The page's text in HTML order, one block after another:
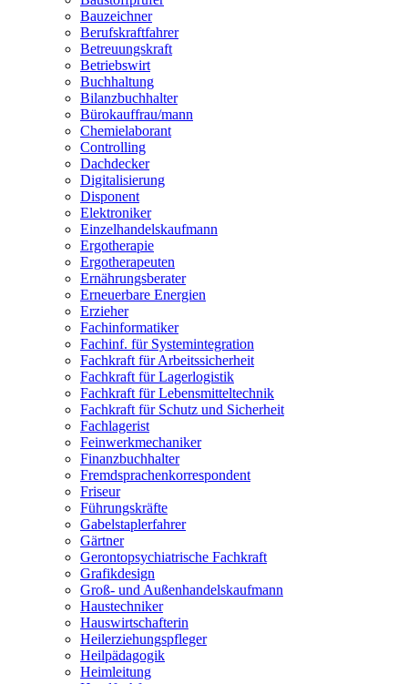
Bauzeichner
Berufskraftfahrer
Betreuungskraft
Betriebswirt
Buchhaltung
Bilanzbuchhalter
Bürokauffrau/mann
Chemielaborant
Controlling
Dachdecker
Digitalisierung
Disponent
Elektroniker
Einzelhandelskaufmann
Ergotherapie
Ergotherapeuten
Ernährungsberater
Erneuerbare Energien
Erzieher
Fachinformatiker
Fachinf. für Systemintegration
Fachkraft für Arbeitssicherheit
Fachkraft für Lagerlogistik
Fachkraft für Lebensmitteltechnik
Fachkraft für Schutz und Sicherheit
Fachlagerist
Feinwerkmechaniker
Finanzbuchhalter
Fremdsprachenkorrespondent
Friseur
Führungskräfte
Gabelstaplerfahrer
Gärtner
Gerontopsychiatrische Fachkraft
Grafikdesign
Groß- und Außenhandelskaufmann
Haustechniker
Hauswirtschafterin
Heilerziehungspfleger
Heilpädagogik
Heimleitung